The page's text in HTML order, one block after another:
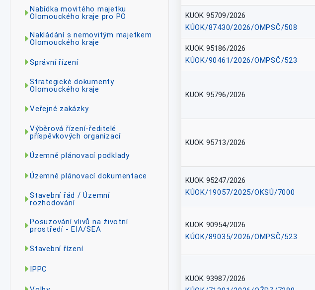
Nabídka movitého majetku
Olomouckého kraje pro PO
Nakládání s nemovitým majetkem
Olomouckého kraje
Správní řízení
Strategické dokumenty
Olomouckého kraje
Veřejné zakázky
Výběrová řízení-ředitelé
příspěvkových organizací
Územně plánovací podklady
Územně plánovací dokumentace
Stavební řád / Územní
rozhodování
Posuzování vlivů na životní
prostředí - EIA/SEA
Stavební řízení
IPPC
KUOK 95709/2026
KÚOK/87430/2026/OMPSČ/508
KUOK 95186/2026
KÚOK/90461/2026/OMPSČ/523
KUOK 95796/2026
KUOK 95713/2026
KUOK 95247/2026
KÚOK/19057/2025/OKSÚ/7000
KUOK 90954/2026
KÚOK/89035/2026/OMPSČ/523
KUOK 93987/2026